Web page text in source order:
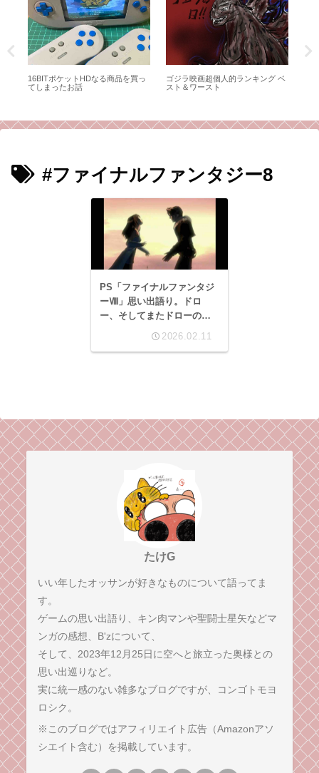
16BITポケットHDなる商品を買っ
てしまったお話
ゴジラ映画超個人的ランキング ベ
スト＆ワースト
#ファイナルファンタジー8
PS「ファイナルファンタジ
ーⅧ」思い出語り。ドロ
ー、そしてまたドローの繰
2026.02.11
たけG
いい年したオッサンが好きなものについて語ってま
す。
ゲームの思い出語り、キン肉マンや聖闘士星矢などマ
ンガの感想、B'zについて、
そして、2023年12月25日に空へと旅立った奥様との
思い出巡りなど。
実に統一感のない雑多なブログですが、コンゴトモヨ
ロシク。
※このブログではアフィリエイト広告（Amazonアソ
シエイト含む）を掲載しています。